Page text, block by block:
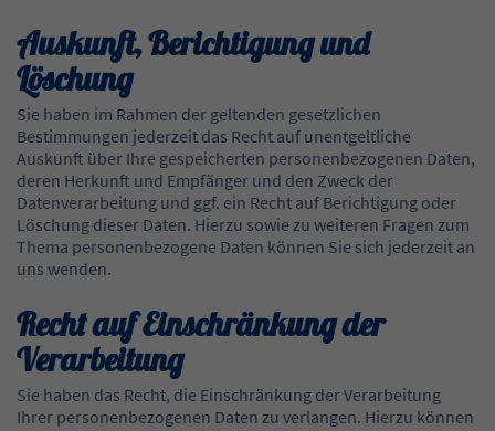
Auskunft, Berichtigung und
Löschung
Sie haben im Rahmen der geltenden gesetzlichen
Bestimmungen jederzeit das Recht auf unentgeltliche
Auskunft über Ihre gespeicherten personenbezogenen Daten,
deren Herkunft und Empfänger und den Zweck der
Datenverarbeitung und ggf. ein Recht auf Berichtigung oder
Löschung dieser Daten. Hierzu sowie zu weiteren Fragen zum
Thema personenbezogene Daten können Sie sich jederzeit an
uns wenden.
Recht auf Einschränkung der
Verarbeitung
Sie haben das Recht, die Einschränkung der Verarbeitung
Ihrer personenbezogenen Daten zu verlangen. Hierzu können